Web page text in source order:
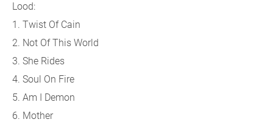
Lood:
1. Twist Of Cain
2. Not Of This World
3. She Rides
4. Soul On Fire
5. Am I Demon
6. Mother